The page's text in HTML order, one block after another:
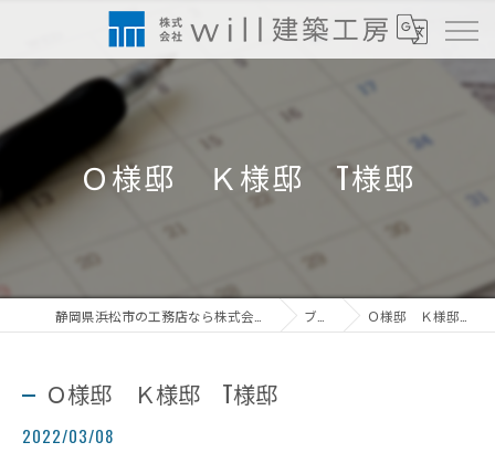
Ｏ様邸 Ｋ様邸 T様邸
ブログ Ｏ様邸 Ｋ様邸 T様邸
Ｏ様邸 Ｋ様邸 T様邸
2022/03/08